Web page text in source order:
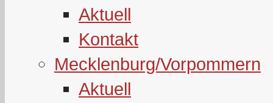
Aktuell
Kontakt
Mecklenburg/Vorpommern
Aktuell